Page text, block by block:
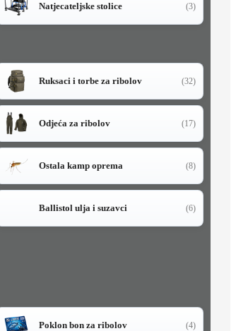
Natjecateljske stolice (3)
Ruksaci i torbe za ribolov (32)
Odjeća za ribolov (17)
Ostala kamp oprema (8)
Ballistol ulja i suzavci (6)
Poklon bon za ribolov (4)